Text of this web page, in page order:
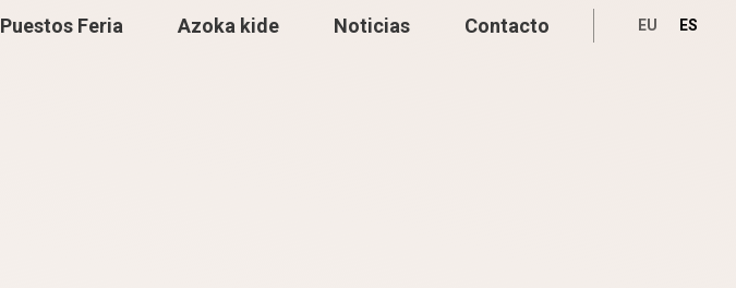
Puestos Feria Azoka kide Noticias Contacto EU ES